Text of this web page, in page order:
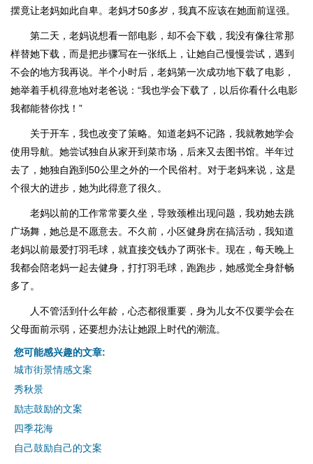
摆竟让老妈如此自卑。老妈才50多岁，我真不应该在她面前逞强。
第二天，老妈说想看一部电影，却不会下载，我没有像往常那
样替她下载，而是把步骤写在一张纸上，让她自己慢慢尝试，遇到
不会的地方我再说。半个小时后，老妈第一次成功地下载了电影，
她举着手机得意地对老爸说：“我也学会下载了，以后你看什么电影
我都能替你找！”
关于开车，我也改变了策略。知道老妈不记路，我就教她学会
使用导航。她尝试独自从家开到菜市场，后来又去图书馆。半年过
去了，她独自跑到50公里之外的一个民俗村。对于老妈来说，这是
个很大的进步，她为此得意了很久。
老妈以前的工作常常要久坐，导致颈椎出现问题，我劝她去跳
广场舞，她总是不愿意去。不久前，小区健身房在搞活动，我知道
老妈以前最爱打羽毛球，就直接交钱办了两张卡。现在，每天晚上
我都会陪老妈一起去健身，打打羽毛球，跑跑步，她感觉全身舒畅
多了。
人不管活到什么年龄，心态都很重要，身为儿女不仅要学会在
父母面前示弱，还要想办法让她跟上时代的潮流。
您可能感兴趣的文章:
城市街景情感文案
秀秋景
励志鼓励的文案
四季花海
自己鼓励自己的文案